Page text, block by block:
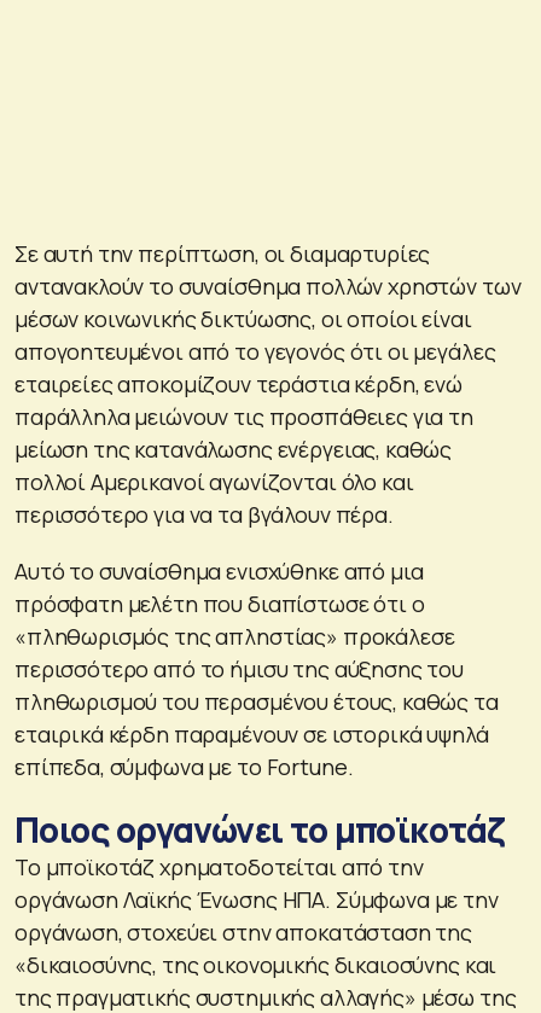
Σε αυτή την περίπτωση, οι διαμαρτυρίες
αντανακλούν το συναίσθημα πολλών χρηστών των
μέσων κοινωνικής δικτύωσης, οι οποίοι είναι
απογοητευμένοι από το γεγονός ότι οι μεγάλες
εταιρείες αποκομίζουν τεράστια κέρδη, ενώ
παράλληλα μειώνουν τις προσπάθειες για τη
μείωση της κατανάλωσης ενέργειας, καθώς
πολλοί Αμερικανοί αγωνίζονται όλο και
περισσότερο για να τα βγάλουν πέρα.
Αυτό το συναίσθημα ενισχύθηκε από μια
πρόσφατη μελέτη που διαπίστωσε ότι ο
«πληθωρισμός της απληστίας» προκάλεσε
περισσότερο από το ήμισυ της αύξησης του
πληθωρισμού του περασμένου έτους, καθώς τα
εταιρικά κέρδη παραμένουν σε ιστορικά υψηλά
επίπεδα, σύμφωνα με το Fortune.
Ποιος οργανώνει το μποϊκοτάζ
Το μποϊκοτάζ χρηματοδοτείται από την
οργάνωση Λαϊκής Ένωσης ΗΠΑ. Σύμφωνα με την
οργάνωση, στοχεύει στην αποκατάσταση της
«δικαιοσύνης, της οικονομικής δικαιοσύνης και
της πραγματικής συστημικής αλλαγής» μέσω της